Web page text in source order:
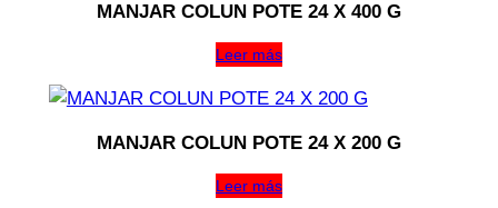
MANJAR COLUN POTE 24 X 400 G
Leer más
MANJAR COLUN POTE 24 X 200 G
Leer más